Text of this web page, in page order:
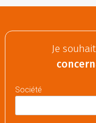
Je
Société